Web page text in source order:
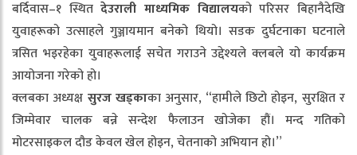
बर्दिवास–१ स्थितदेउराली माध्यमिक विद्यालयको परिसर बिहानैदेखि
युवाहरूको उत्साहले गुञ्जायमान बनेको थियो। सडक दुर्घटनाका घटनाले
त्रसित भइरहेका युवाहरूलाई सचेत गराउने उद्देश्यले क्लबले यो कार्यक्रम
आयोजना गरेको हो।
क्लबका अध्यक्ष सुरजखड्काका अनुसार, “हामीले छिटो होइन, सुरक्षित र
जिम्मेवार चालक बन्ने सन्देश फैलाउन खोजेका हौं। मन्द गतिको
मोटरसाइकल दौड केवल खेल होइन, चेतनाको अभियान हो।”